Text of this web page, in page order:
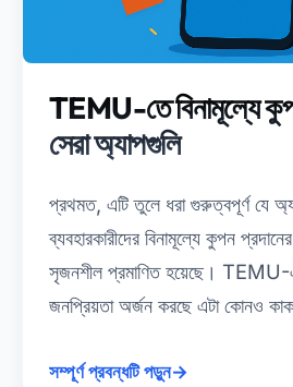
TEMU-তে বিনামূল্যে
সেরা অ্যাপগুলি
প্রথমত, এটি তুলে ধরা গুরুত্বপূর্ণ যে
ব্যবহারকারীদের বিনামূল্যে কুপন
সৃজনশীল প্রমাণিত হয়েছে।
জনপ্রিয়তা অর্জন করছে এটা কোনও
সম্পূর্ণ প্রবন্ধটি পড়ুন→